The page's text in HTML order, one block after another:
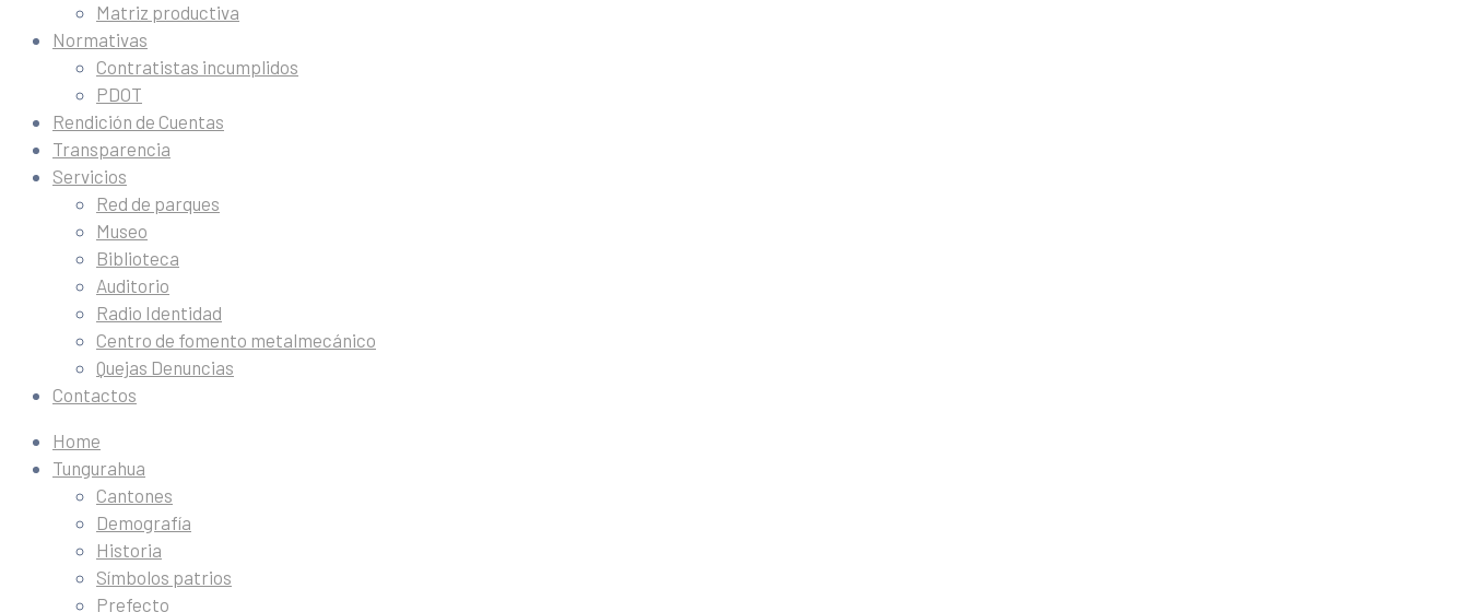
Matriz productiva
Normativas
Contratistas incumplidos
PDOT
Rendición de Cuentas
Transparencia
Servicios
Red de parques
Museo
Biblioteca
Auditorio
Radio Identidad
Centro de fomento metalmecánico
Quejas Denuncias
Contactos
Home
Tungurahua
Cantones
Demografía
Historia
Símbolos patrios
Prefecto